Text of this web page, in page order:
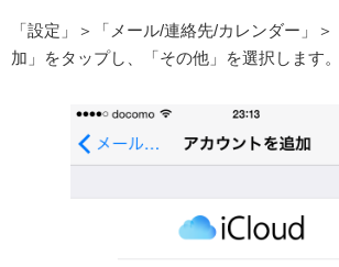
「設定」＞「メール/連絡先/カレンダー」
加」をタップし、「その他」を選択します。